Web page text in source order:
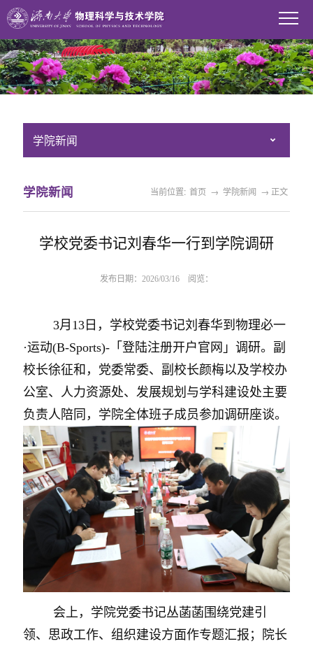
学院新闻
学院新闻 当前位置: 首页 → 学院新闻 → 正文
学校党委书记刘春华一行到学院调研
发布日期：2026/03/16 阅览：
3月13日，学校党委书记刘春华到物理必一
·运动(B-Sports)-「登陆注册开户官网」调研。副
校长徐征和，党委常委、副校长颜梅以及学校办
公室、人力资源处、发展规划与学科建设处主要
负责人陪同，学院全体班子成员参加调研座谈。
会上，学院党委书记丛菡菡围绕党建引
领、思政工作、组织建设方面作专题汇报；院长